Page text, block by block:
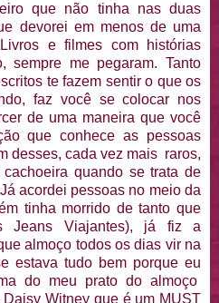
que não tinha nas duas
devorei em menos de uma
e filmes com histórias
sempre me pegaram. Tanto
te fazem sentir o que os
faz você se colocar nos
de uma maneira que você
que conhece as pessoas
desses, cada vez mais raros,
quando se trata de
acordei pessoas no meio da
tinha morrido de tanto que
Jeans Viajantes), já fiz a
almoço todos os dias vir na
estava tudo bem porque eu
do meu prato do almoço
Witney que é um MUST